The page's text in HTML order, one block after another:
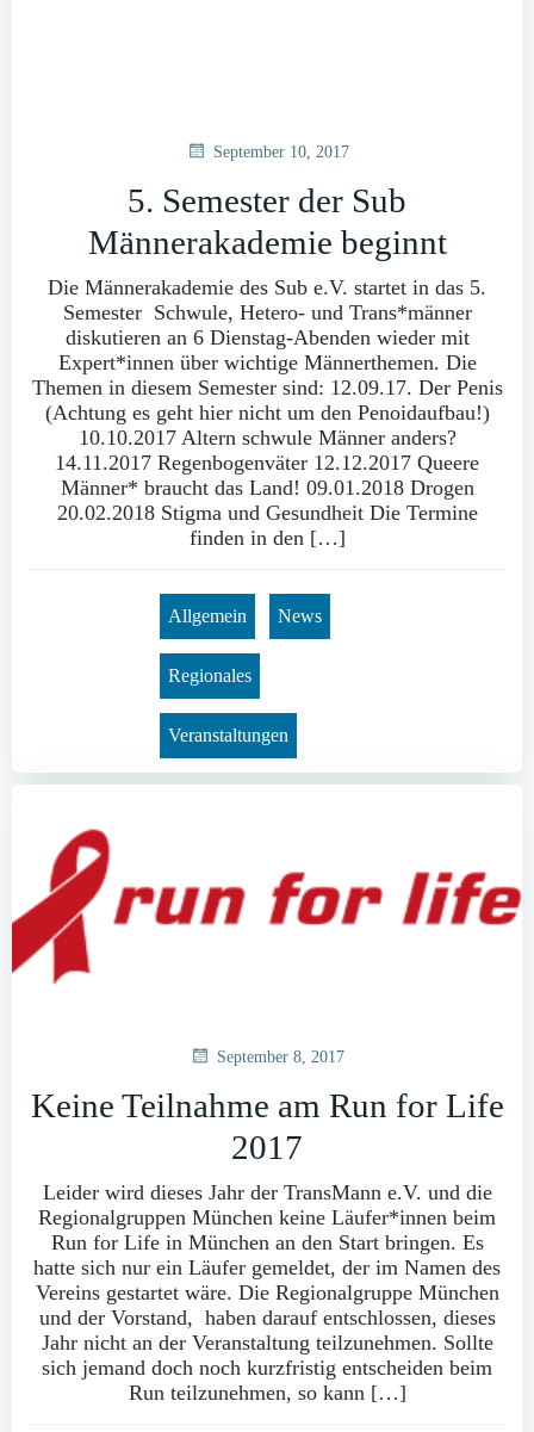
September 10, 2017
5. Semester der Sub
Männerakademie beginnt
Die Männerakademie des Sub e.V. startet in das 5.
Semester Schwule, Hetero- und Trans*männer
diskutieren an 6 Dienstag-Abenden wieder mit
Expert*innen über wichtige Männerthemen. Die
Themen in diesem Semester sind: 12.09.17. Der Penis
(Achtung es geht hier nicht um den Penoidaufbau!)
10.10.2017 Altern schwule Männer anders?
14.11.2017 Regenbogenväter 12.12.2017 Queere
Männer* braucht das Land! 09.01.2018 Drogen
20.02.2018 Stigma und Gesundheit Die Termine
finden in den […]
Allgemein News
Regionales
Veranstaltungen
September 8, 2017
Keine Teilnahme am Run for Life
2017
Leider wird dieses Jahr der TransMann e.V. und die
Regionalgruppen München keine Läufer*innen beim
Run for Life in München an den Start bringen. Es
hatte sich nur ein Läufer gemeldet, der im Namen des
Vereins gestartet wäre. Die Regionalgruppe München
und der Vorstand, haben darauf entschlossen, dieses
Jahr nicht an der Veranstaltung teilzunehmen. Sollte
sich jemand doch noch kurzfristig entscheiden beim
Run teilzunehmen, so kann […]